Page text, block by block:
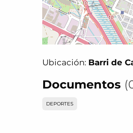
Ubicación: Barri de
Documentos
DEPORTES